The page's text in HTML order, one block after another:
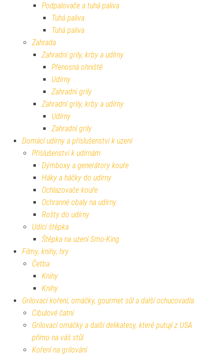
Podpalovače a tuhá paliva
Tuhá paliva
Tuhá paliva
Zahrada
Zahradní grily, krby a udírny
Přenosná ohniště
Udírny
Zahradní grily
Zahradní grily, krby a udírny
Udírny
Zahradní grily
Domácí udírny a příslušenství k uzení
Příslušenství k udírnám
Dýmboxy a generátory kouře
Háky a háčky do udírny
Ochlazovače kouře
Ochranné obaly na udírny
Rošty do udírny
Udící štěpka
Štěpka na uzení Smo-King
Filmy, knihy, hry
Četba
Knihy
Knihy
Grilovací koření, omáčky, gourmet sůl a další ochucovadla
Cibulové čatní
Grilovací omáčky a další delikatesy, které putují z USA
přímo na váš stůl
Koření na grilování